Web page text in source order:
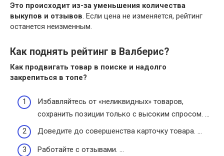
Это происходит из-за уменьшения количества
выкупов и отзывов. Если цена не изменяется, рейтинг
останется неизменным.
Как поднять рейтинг в Валберис?
Как продвигать товар в поиске и надолго
закрепиться в топе?
Избавляйтесь от «неликвидных» товаров,
сохранить позиции только с высоким спросом. …
Доведите до совершенства карточку товара. …
Работайте с отзывами. …